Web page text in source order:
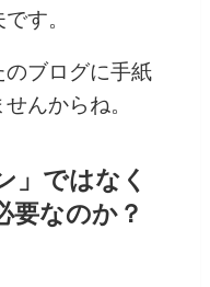
す。
ブログに手紙
んからね。
」ではなく
要なのか？